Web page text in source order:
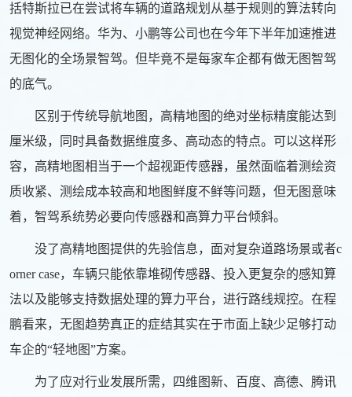
括特斯拉已在尝试将车辆的道路规划从基于规则的算法转向
视觉神经网络。华为、小鹏等公司也在今年下半年加速推进
无图化的全场景智驾。但毕竟不是每家车企都有做无图智驾
的底气。
区别于传统导航地图，高精地图的绝对坐标精度能达到
厘米级，同时具备数据维度多、高动态的特点。可以这样形
容，高精地图相当于一个超视距传感器，虽然面临着测绘资
质收紧、测绘成本较高和地图鲜度不鲜等问题，但无图意味
着，智驾系统势必要向传感器和高算力平台倾斜。
没了高精地图提供的先验信息，面对复杂道路场景或者c
orner case，车辆只能依靠堆砌传感器、投入更复杂的感知算
法以及能够支持数据处理的算力平台，进行路线规控。在程
鹏看来，无图趋势真正的症结其实在于市面上缺少足够打动
车企的“轻地图”方案。
为了应对行业发展所需，四维图新、百度、高德、腾讯